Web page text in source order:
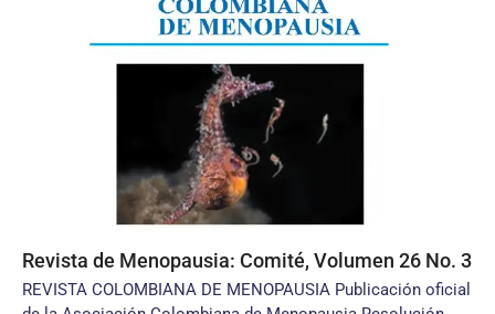
Revista de Menopausia: Comité, Volumen 26 No. 3
REVISTA COLOMBIANA DE MENOPAUSIA Publicación oficial